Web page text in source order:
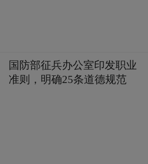
国防部征兵办公室印发职业
准则，明确25条道德规范